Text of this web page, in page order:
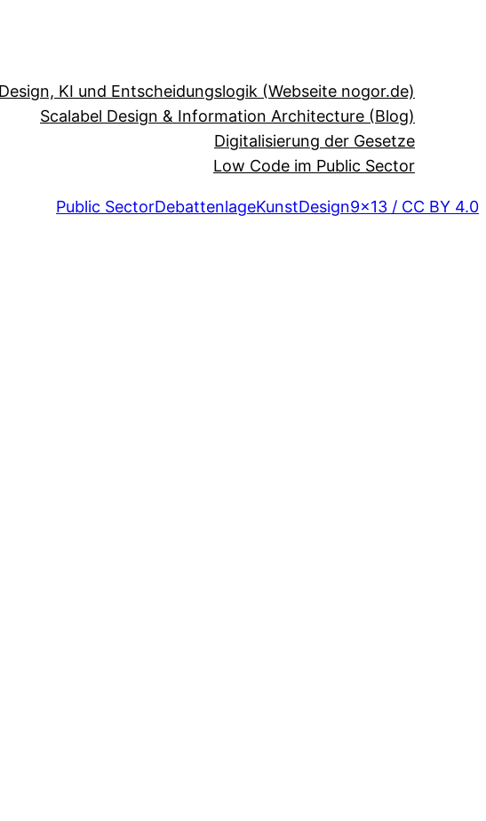
Design, KI und Entscheidungslogik (Webseite nogor.de)
Scalabel Design & Information Architecture (Blog)
Digitalisierung der Gesetze
Low Code im Public Sector
Public SectorDebattenlageKunstDesign9×13 / CC BY 4.0